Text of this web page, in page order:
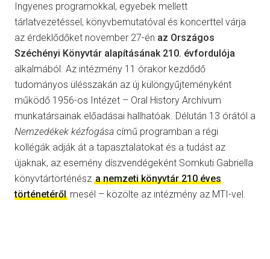
Ingyenes programokkal, egyebek mellett
tárlatvezetéssel, könyvbemutatóval és koncerttel várja
az érdeklődőket november 27-én az Országos
Széchényi Könyvtár alapításának 210. évfordulója
alkalmából. Az intézmény 11 órakor kezdődő
tudományos ülésszakán az új különgyűjteményként
működő 1956-os Intézet – Oral History Archívum
munkatársainak előadásai hallhatóak. Délután 13 órától a
Nemzedékek kézfogása című programban a régi
kollégák adják át a tapasztalatokat és a tudást az
újaknak, az esemény díszvendégeként Somkuti Gabriella
könyvtártörténész a nemzeti könyvtár 210 éves
történetéről mesél – közölte az intézmény az MTI-vel.